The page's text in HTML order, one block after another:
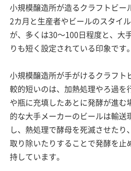
小規模醸造所が造るクラフトビー
2カ月と生産者やビールのスタイ
が、多くは30〜100日程度と、大
りも短く設定されている印象です。
小規模醸造所が手がけるクラフト
較的短いのは、加熱処理やろ過を
や瓶に充填したあとに発酵が進む
的な大手メーカーのビールは輸送
し、熱処理で酵母を死滅させたり
取り除いたりすることで発酵を止
持しています。